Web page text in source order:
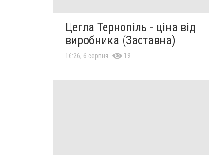
Цегла Тернопіль - ціна від
виробника (Заставна)
16:26, 6 серпня 19